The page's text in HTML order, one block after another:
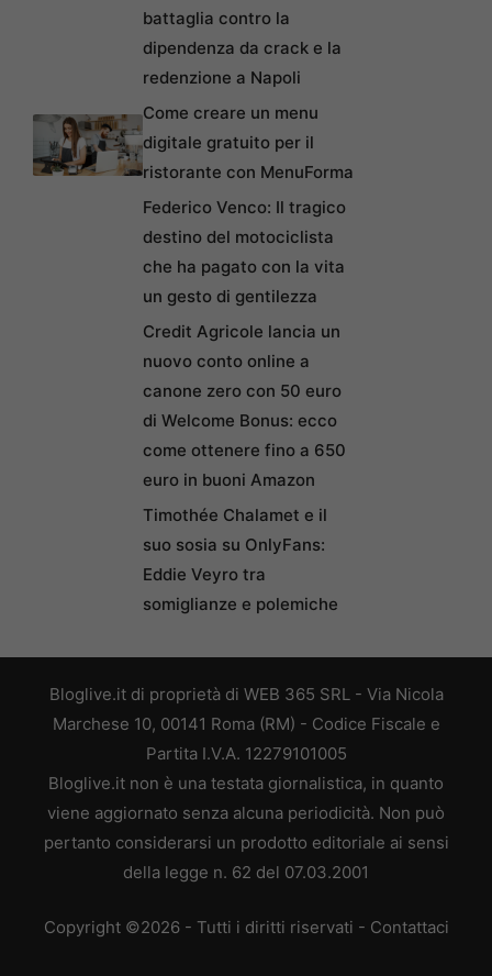
battaglia contro la
dipendenza da crack e la
redenzione a Napoli
Come creare un menu
digitale gratuito per il
ristorante con MenuForma
Federico Venco: Il tragico
destino del motociclista
che ha pagato con la vita
un gesto di gentilezza
Credit Agricole lancia un
nuovo conto online a
canone zero con 50 euro
di Welcome Bonus: ecco
come ottenere fino a 650
euro in buoni Amazon
Timothée Chalamet e il
suo sosia su OnlyFans:
Eddie Veyro tra
somiglianze e polemiche
Bloglive.it di proprietà di WEB 365 SRL - Via Nicola
Marchese 10, 00141 Roma (RM) - Codice Fiscale e
Partita I.V.A. 12279101005
Bloglive.it non è una testata giornalistica, in quanto
viene aggiornato senza alcuna periodicità. Non può
pertanto considerarsi un prodotto editoriale ai sensi
della legge n. 62 del 07.03.2001
Copyright ©2026 - Tutti i diritti riservati - Contattaci